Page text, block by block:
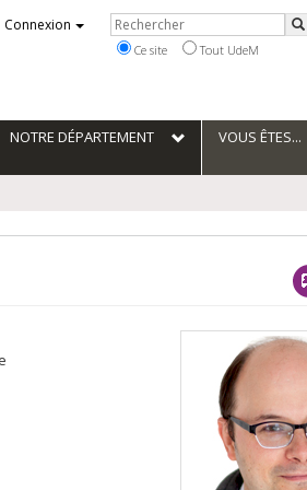
Connexion Rechercher
Ce site Tout UdeM
NOTRE DÉPARTEMENT VOUS ÊTES...